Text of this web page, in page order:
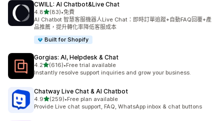
CWILL: AI Chatbot&Live Chat
4.8滿分 5 顆星
(83)
共有 83 則評價
•免費
AI Chatbot 智慧客服機器人Live Chat：即時訂單追蹤+自動FAQ回覆+產
品推薦，提升轉化率降低客服成本
Built for Shopify
Gorgias: AI, Helpdesk & Chat
4.2滿分 5 顆星
(616)
共有 616 則評價
•Free trial available
Instantly resolve support inquiries and grow your business.
Chatway Live Chat & AI Chatbot
4.9滿分 5 顆星
(259)
共有 259 則評價
•Free plan available
Provide Live chat support, FAQ, WhatsApp inbox & chat buttons